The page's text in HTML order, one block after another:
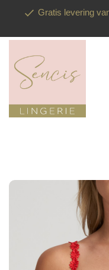
Gratis levering